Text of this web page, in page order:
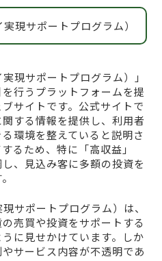
現サポートプログラム）
現サポートプログラム）」
行うプラットフォームを提
サイトです。公式サイトで
する情報を提供し、利用者
環境を整えていると説明さ
るため、特に「高収益」
、見込み客に多額の投資を
サポートプログラム）は、
売買や投資をサポートする
に見せかけています。しか
サービス内容が不透明であ